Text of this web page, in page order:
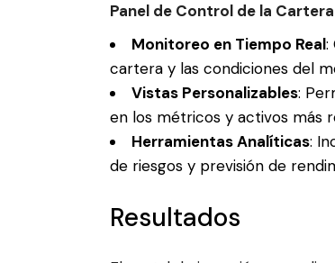
Panel de Control de la
Monitoreo en Tiempo Real:
cartera y las condiciones del
Vistas Personalizables:
en los métricos y activos más
Herramientas Analíticas:
de riesgos y previsión de
Resultados